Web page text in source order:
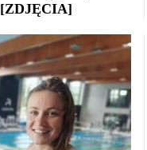
[ZDJĘCIA]